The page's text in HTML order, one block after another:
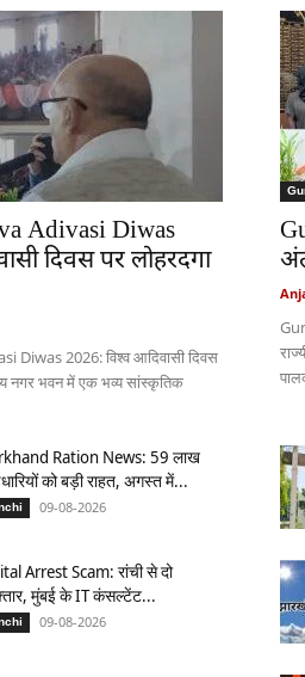
Adivasi Diwas
दिवस पर लोहरदगा
Diwas 2026: विश्व आदिवासी दिवस
नगर भवन में एक भव्य सांस्कृतिक
Ration News: 59 लाख
को बड़ी राहत, अगस्त में...
09-08-2026
Arrest Scam: रांची से दो
मुंबई के IT कंसल्टेंट...
09-08-2026